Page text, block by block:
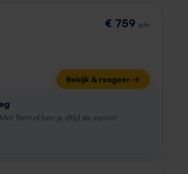
€ 759 p/m
Bekijk & reageer →
Rent.nl ben je altijd als eerste!